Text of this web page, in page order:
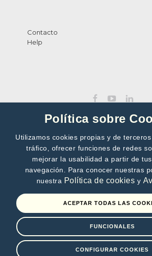
Política sobre
Utilizamos cookies propias y de
tráfico, ofrecer funciones de redes
mejorar la usabilidad a partir de
navegación. Para conocer nuestras
nuestra Política de cookies y
ACEPTAR TODAS LAS
FUNCIONALES
CONFIGURAR COOKIES
Contacto
Help
SUBSCRIBE TO OUR
Terms of use Privacy Policy